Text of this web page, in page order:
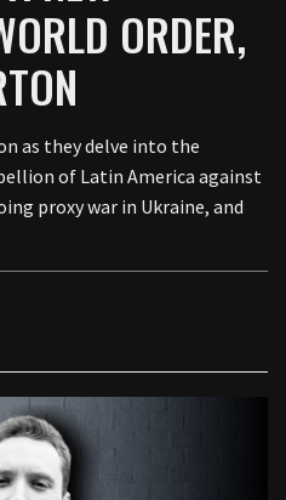
ORDER,
as they delve into the
of Latin America against
proxy war in Ukraine, and